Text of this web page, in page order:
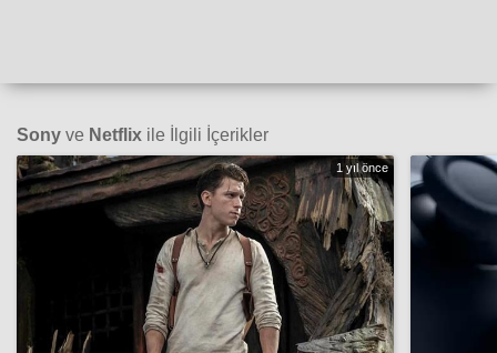
Sony ve Netflix ile İlgili İçerikler
1 yıl önce